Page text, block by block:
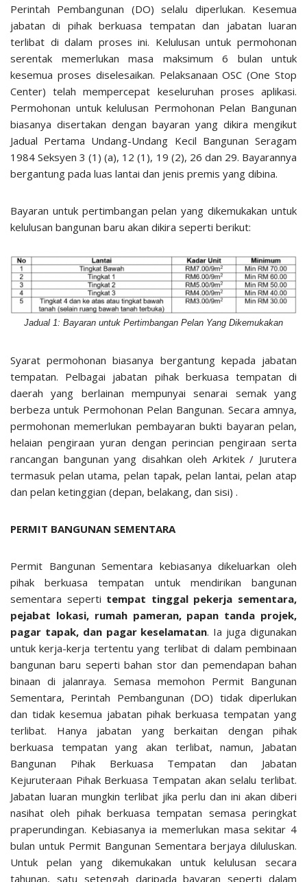
Perintah Pembangunan (DO) selalu diperlukan. Kesemua
jabatan di pihak berkuasa tempatan dan jabatan luaran
terlibat di dalam proses ini. Kelulusan untuk permohonan
serentak memerlukan masa maksimum 6 bulan untuk
kesemua proses diselesaikan. Pelaksanaan OSC (One Stop
Center) telah mempercepat keseluruhan proses aplikasi.
Permohonan untuk kelulusan Permohonan Pelan Bangunan
biasanya disertakan dengan bayaran yang dikira mengikut
Jadual Pertama Undang-Undang Kecil Bangunan Seragam
1984 Seksyen 3 (1) (a), 12 (1), 19 (2), 26 dan 29. Bayarannya
bergantung pada luas lantai dan jenis premis yang dibina.
Bayaran untuk pertimbangan pelan yang dikemukakan untuk
kelulusan bangunan baru akan dikira seperti berikut:
Jadual 1: Bayaran untuk Pertimbangan Pelan Yang Dikemukakan
Syarat permohonan biasanya bergantung kepada jabatan
tempatan. Pelbagai jabatan pihak berkuasa tempatan di
daerah yang berlainan mempunyai senarai semak yang
berbeza untuk Permohonan Pelan Bangunan. Secara amnya,
permohonan memerlukan pembayaran bukti bayaran pelan,
helaian pengiraan yuran dengan perincian pengiraan serta
rancangan bangunan yang disahkan oleh Arkitek / Jurutera
termasuk pelan utama, pelan tapak, pelan lantai, pelan atap
dan pelan ketinggian (depan, belakang, dan sisi) .
PERMIT BANGUNAN SEMENTARA
Permit Bangunan Sementara kebiasanya dikeluarkan oleh
pihak berkuasa tempatan untuk mendirikan bangunan
sementara seperti tempat tinggal pekerja sementara,
pejabat lokasi, rumah pameran, papan tanda projek,
pagar tapak, dan pagar keselamatan. Ia juga digunakan
untuk kerja-kerja tertentu yang terlibat di dalam pembinaan
bangunan baru seperti bahan stor dan pemendapan bahan
binaan di jalanraya. Semasa memohon Permit Bangunan
Sementara, Perintah Pembangunan (DO) tidak diperlukan
dan tidak kesemua jabatan pihak berkuasa tempatan yang
terlibat. Hanya jabatan yang berkaitan dengan pihak
berkuasa tempatan yang akan terlibat, namun, Jabatan
Bangunan Pihak Berkuasa Tempatan dan Jabatan
Kejuruteraan Pihak Berkuasa Tempatan akan selalu terlibat.
Jabatan luaran mungkin terlibat jika perlu dan ini akan diberi
nasihat oleh pihak berkuasa tempatan semasa peringkat
praperundingan. Kebiasanya ia memerlukan masa sekitar 4
bulan untuk Permit Bangunan Sementara berjaya diluluskan.
Untuk pelan yang dikemukakan untuk kelulusan secara
tahunan, satu setengah daripada bayaran seperti dalam